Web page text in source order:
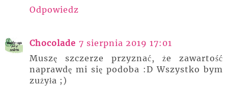
Odpowiedz
Chocolade 7 sierpnia 2019 17:01
Muszę szczerze przyznać, że zawartość
naprawdę mi się podoba :D Wszystko bym
zużyła ;)